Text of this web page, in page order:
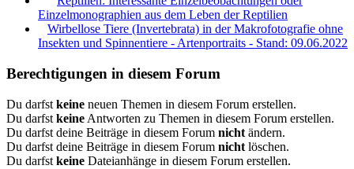
Einzelmonographien aus dem Leben der Reptilien
Wirbellose Tiere (Invertebrata) in der Makrofotografie ohne
Insekten und Spinnentiere - Artenportraits - Stand: 09.06.2022
Berechtigungen in diesem Forum
Du darfst keine neuen Themen in diesem Forum erstellen.
Du darfst keine Antworten zu Themen in diesem Forum erstellen.
Du darfst deine Beiträge in diesem Forum nicht ändern.
Du darfst deine Beiträge in diesem Forum nicht löschen.
Du darfst keine Dateianhänge in diesem Forum erstellen.